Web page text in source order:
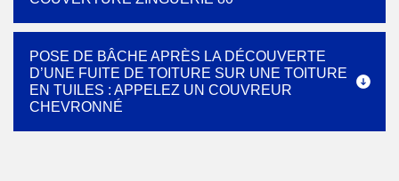
POSE DE BÂCHE APRÈS LA DÉCOUVERTE
D’UNE FUITE DE TOITURE SUR UNE TOITURE
EN TUILES : APPELEZ UN COUVREUR
CHEVRONNÉ